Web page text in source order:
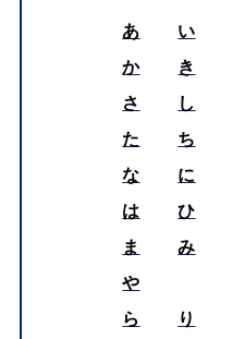
あ い
か
き
さ
し
た
ち
な
に
は
ひ
ま
み
や
ら
り